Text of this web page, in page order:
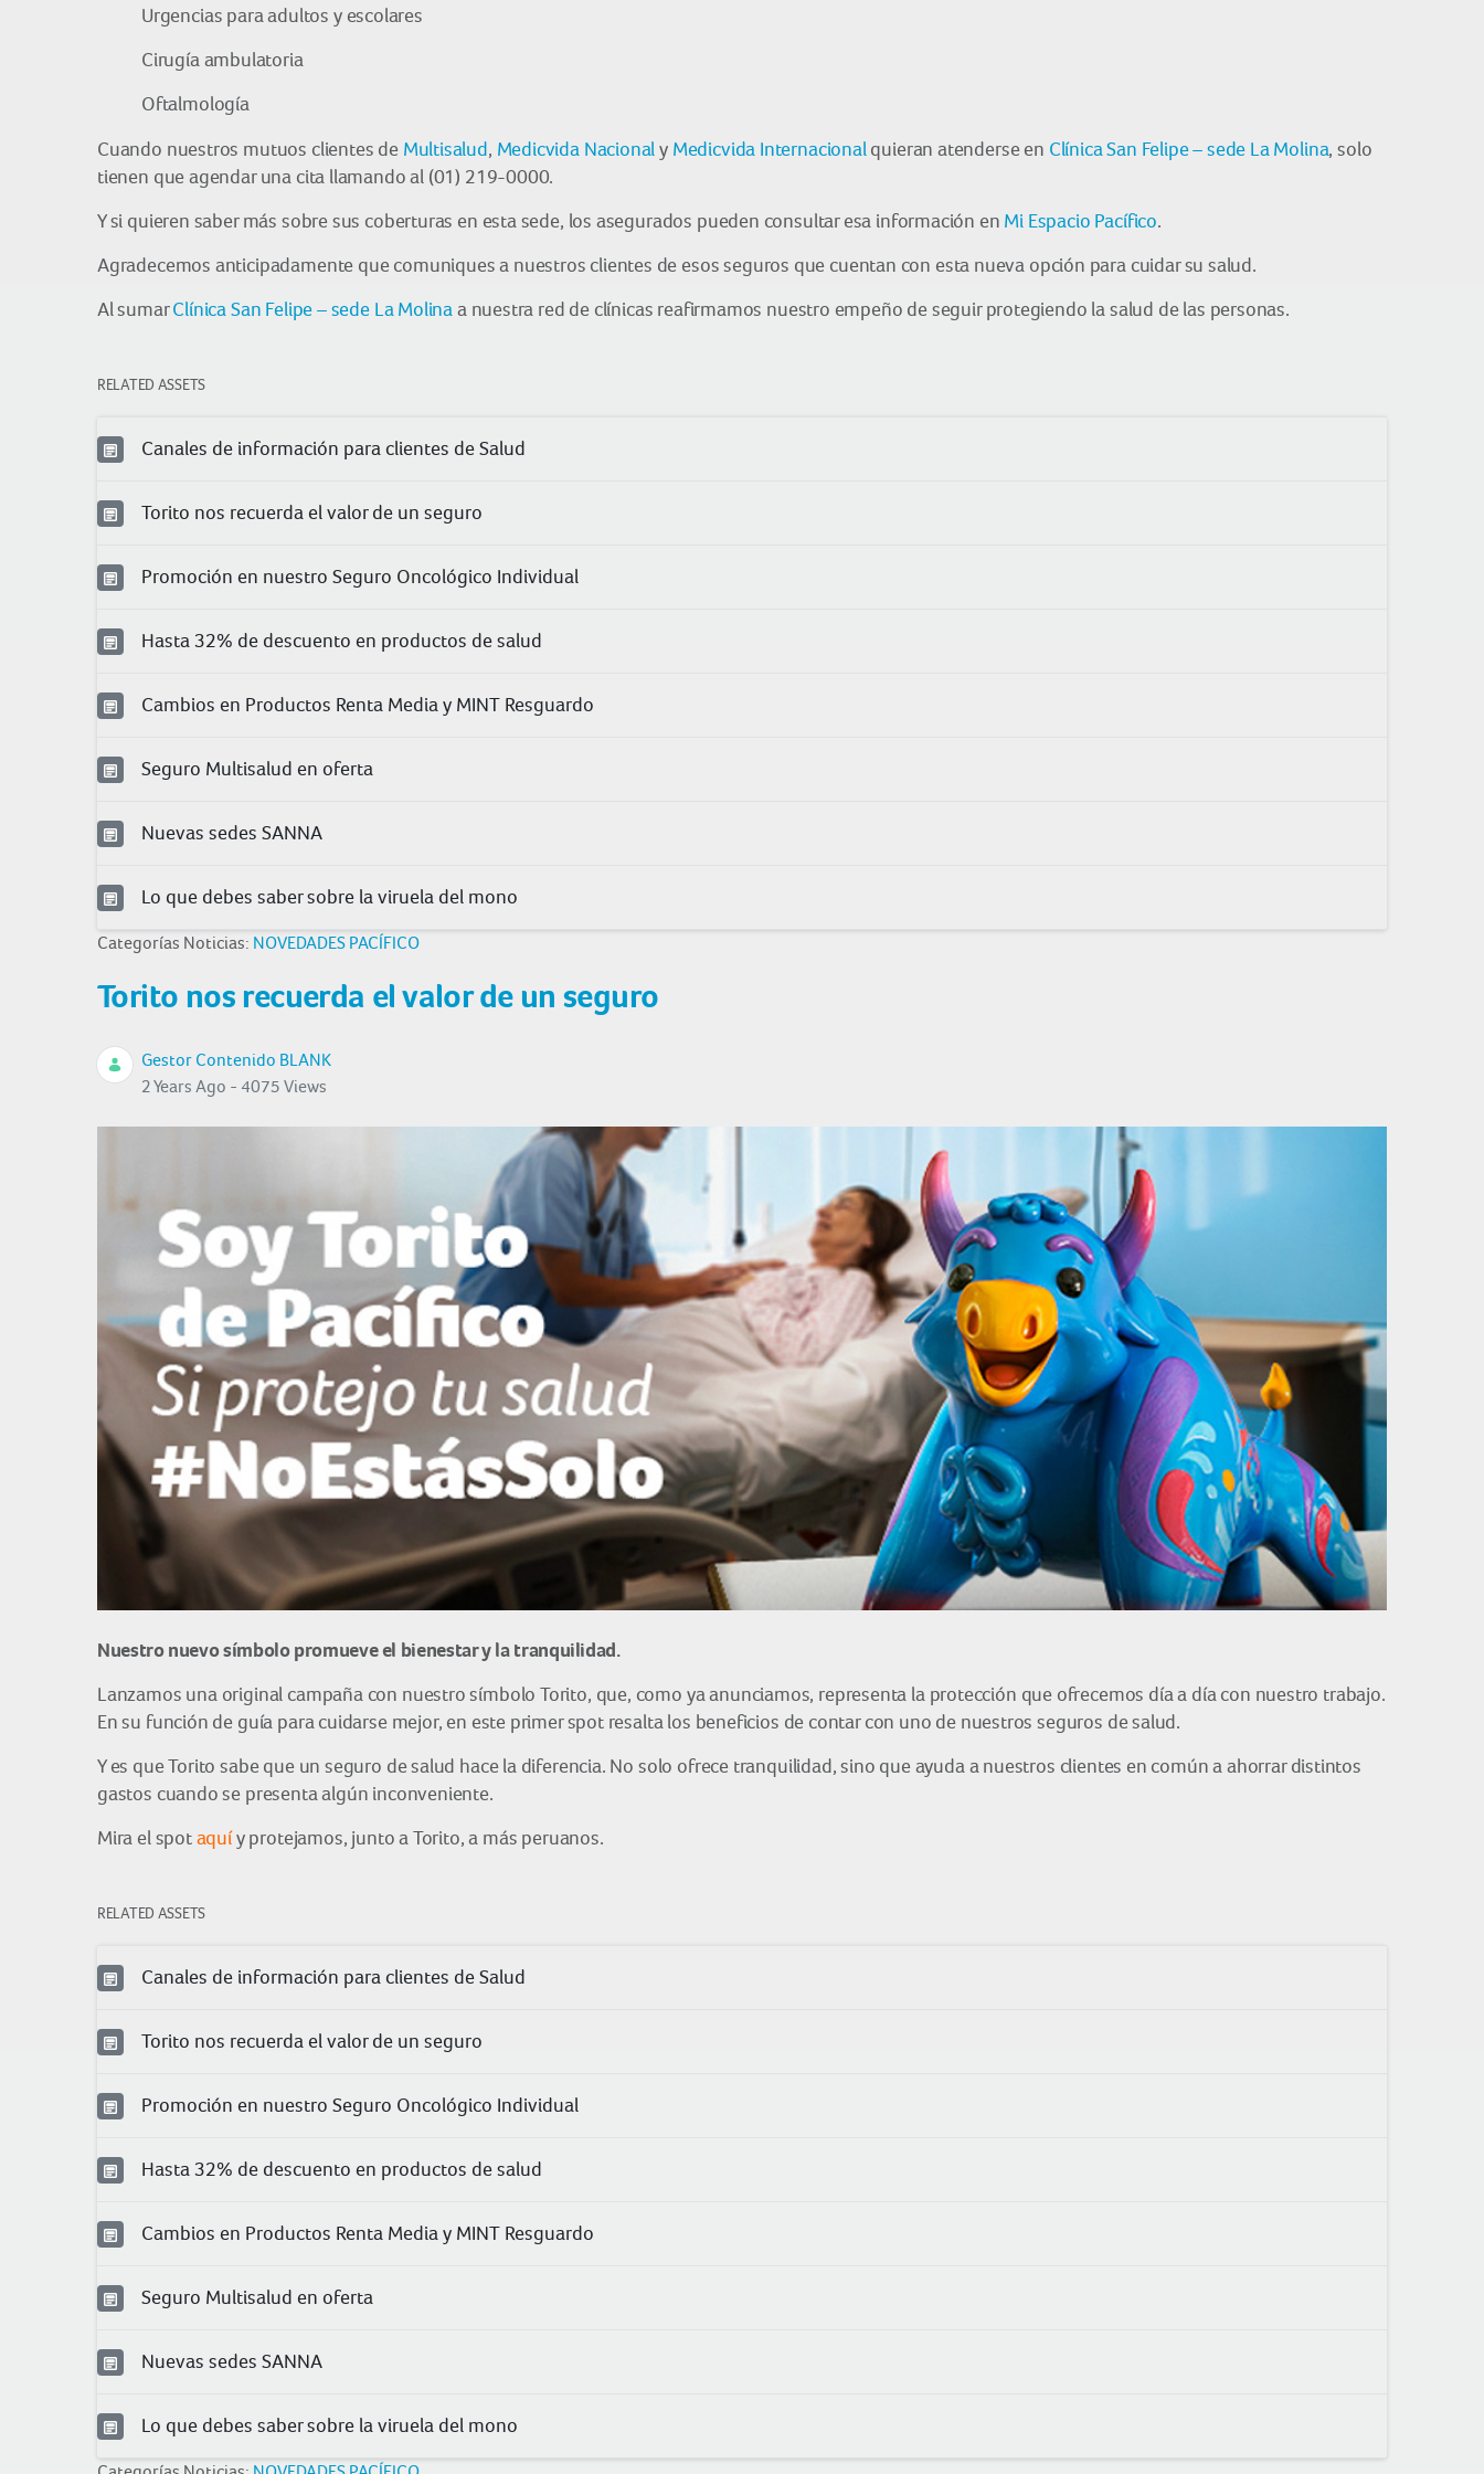
Urgencias para adultos y escolares
Cirugía ambulatoria
Oftalmología
Cuando nuestros mutuos clientes de Multisalud, Medicvida Nacional y Medicvida Internacionalquieran atenderse en Clínica San Felipe – sede La Molina, solo
tienen que agendar una cita llamando al (01) 219-0000.
Y si quieren saber más sobre sus coberturas en esta sede, los asegurados pueden consultar esa información en Mi Espacio Pacífico.
Agradecemos anticipadamente que comuniques a nuestros clientes de esos seguros que cuentan con esta nueva opción para cuidar su salud.
Al sumarClínica San Felipe – sede La Molina a nuestra red de clínicas reafirmamos nuestro empeño de seguir protegiendo la salud de las personas.
RELATED ASSETS
Canales de información para clientes de Salud
Torito nos recuerda el valor de un seguro
Promoción en nuestro Seguro Oncológico Individual
Hasta 32% de descuento en productos de salud
Cambios en Productos Renta Media y MINT Resguardo
Seguro Multisalud en oferta
Nuevas sedes SANNA
Lo que debes saber sobre la viruela del mono
Categorías Noticias: NOVEDADES PACÍFICO
Torito nos recuerda el valor de un seguro
Gestor Contenido BLANK
2 Years Ago - 4075 Views
Nuestro nuevo símbolo promueve el bienestar y la tranquilidad.
Lanzamos una original campaña con nuestro símbolo Torito, que, como ya anunciamos, representa la protección que ofrecemos día a día con nuestro trabajo.
En su función de guía para cuidarse mejor, en este primer spot resalta los beneficios de contar con uno de nuestros seguros de salud.
Y es que Torito sabe que un seguro de salud hace la diferencia. No solo ofrece tranquilidad, sino que ayuda a nuestros clientes en común a ahorrar distintos
gastos cuando se presenta algún inconveniente.
Mira el spot aquíy protejamos, junto a Torito, a más peruanos.
RELATED ASSETS
Canales de información para clientes de Salud
Torito nos recuerda el valor de un seguro
Promoción en nuestro Seguro Oncológico Individual
Hasta 32% de descuento en productos de salud
Cambios en Productos Renta Media y MINT Resguardo
Seguro Multisalud en oferta
Nuevas sedes SANNA
Lo que debes saber sobre la viruela del mono